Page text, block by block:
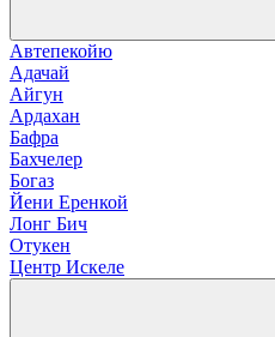
Автепекойю
Адачай
Айгун
Ардахан
Бафра
Бахчелер
Богаз
Йени Еренкой
Лонг Бич
Отукен
Центр Искеле